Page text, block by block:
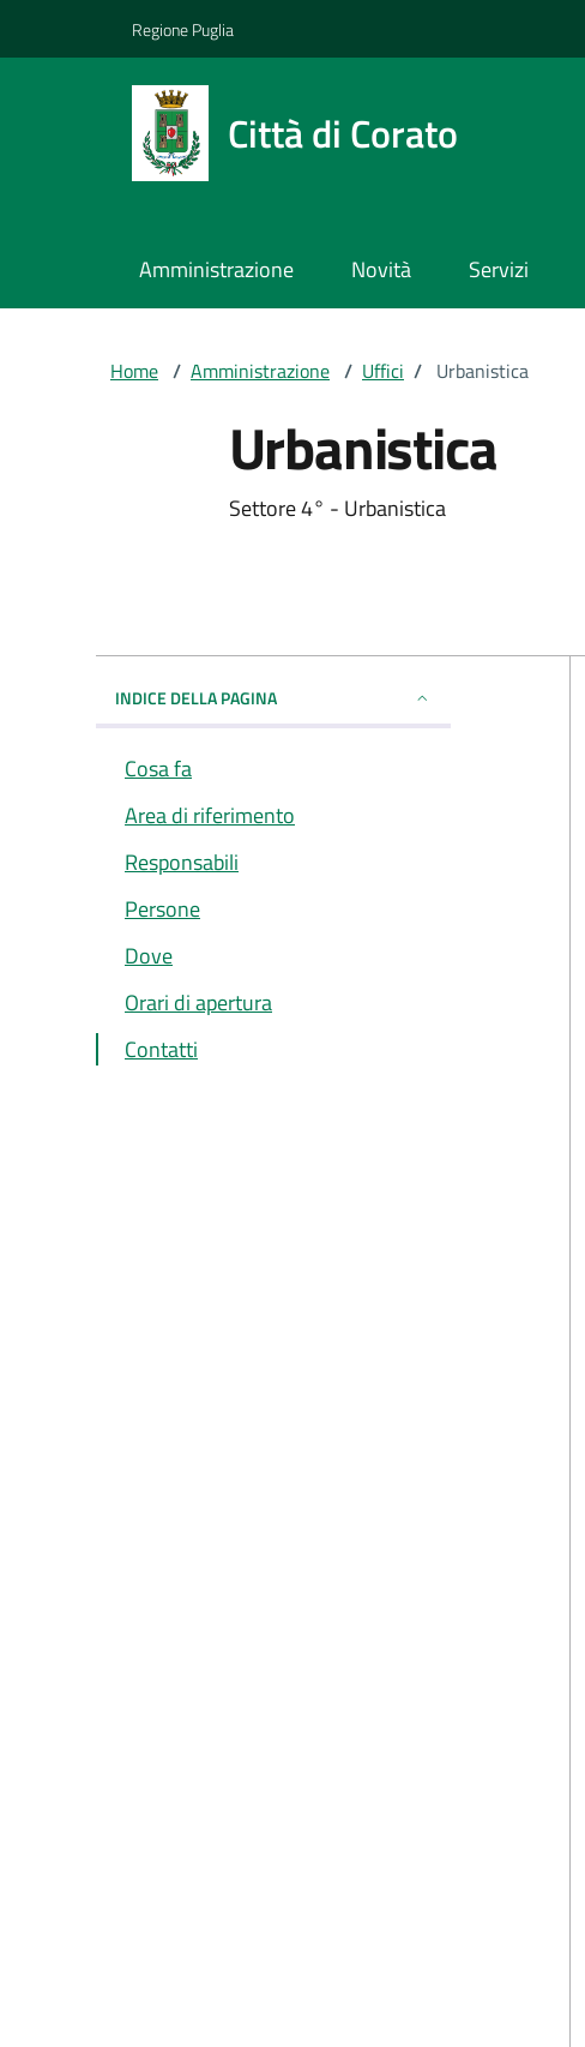
Regione Puglia
Città di Corato
Amministrazione Novità Servizi
Home / Amministrazione / Uffici / Urbanistica
Urbanistica
Settore 4° - Urbanistica
INDICE DELLA PAGINA
Cosa fa
Area di riferimento
Responsabili
Persone
Dove
Orari di apertura
Contatti